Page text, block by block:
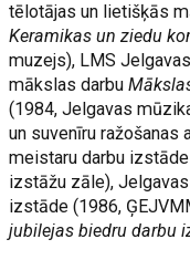
tēlotājas un lietišķās
Keramikas un ziedu
muzejs), LMS
mākslas darbu
(1984, Jelgavas
un suvenīru ražošanas
meistaru darbu
izstāžu zāle),
izstāde (1986,
jubilejas biedru darbu